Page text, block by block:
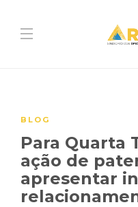
BLOG
Para Quarta
ação de
apresentar